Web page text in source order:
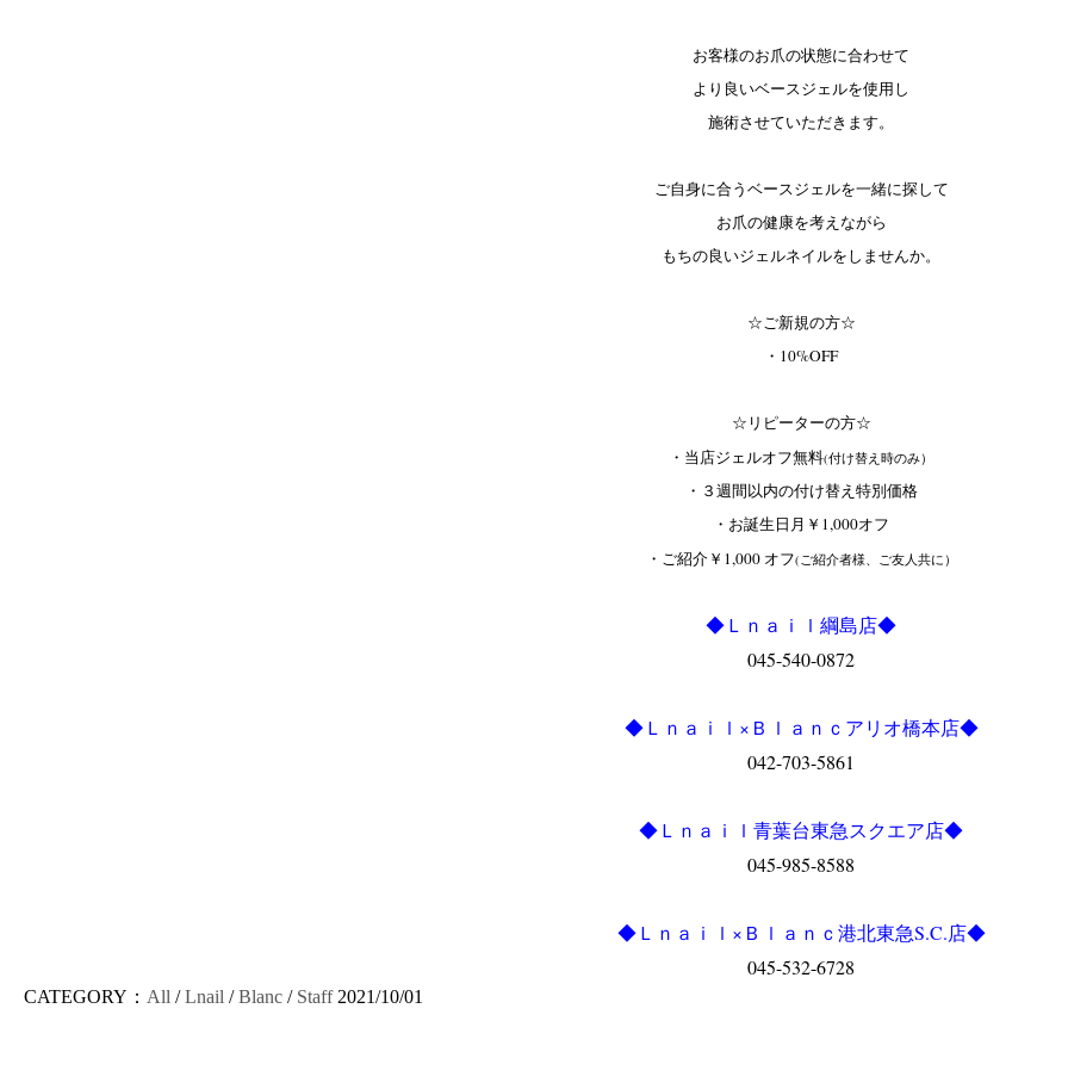
お客様のお爪の状態に合わせて
より良いベースジェルを使用し
施術させていただきます。
ご自身に合うベースジェルを一緒に探して
お爪の健康を考えながら
もちの良いジェルネイルをしませんか。
☆ご新規の方☆
・10%OFF
☆リピーターの方☆
・当店ジェルオフ無料(付け替え時のみ）
・３週間以内の付け替え特別価格
・お誕生日月￥1,000オフ
・ご紹介￥1,000 オフ(ご紹介者様、ご友人共に）
◆Ｌｎａｉｌ綱島店◆
045-540-0872
◆Ｌｎａｉｌ×Ｂｌａｎｃアリオ橋本店◆
042-703-5861
◆Ｌｎａｉｌ青葉台東急スクエア店◆
045-985-8588
◆Ｌｎａｉｌ×Ｂｌａｎｃ港北東急S.C.店◆
045-532-6728
CATEGORY： All /Lnail /Blanc / Staff 2021/10/01